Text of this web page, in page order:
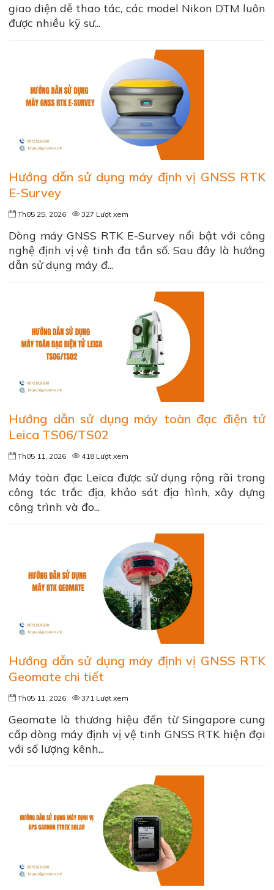
giao diện dễ thao tác, các model Nikon DTM luôn
được nhiều kỹ sư...
Hướng dẫn sử dụng máy định vị GNSS RTK
E-Survey
Th05 25, 2026 327 Lượt xem
Dòng máy GNSS RTK E-Survey nổi bật với công
nghệ định vị vệ tinh đa tần số. Sau đây là hướng
dẫn sử dụng máy đ...
Hướng dẫn sử dụng máy toàn đạc điện tử
Leica TS06/TS02
Th05 11, 2026 418 Lượt xem
Máy toàn đạc Leica được sử dụng rộng rãi trong
công tác trắc địa, khảo sát địa hình, xây dựng
công trình và đo...
Hướng dẫn sử dụng máy định vị GNSS RTK
Geomate chi tiết
Th05 11, 2026 371 Lượt xem
Geomate là thương hiệu đến từ Singapore cung
cấp dòng máy định vị vệ tinh GNSS RTK hiện đại
với số lượng kênh...